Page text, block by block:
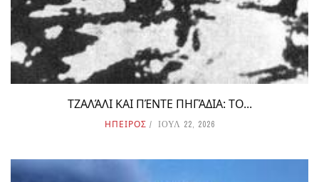
ΤΖΑΛΆΛΙ ΚΑΙ ΠΈΝΤΕ ΠΗΓΆΔΙΑ: ΤΟ...
ΗΠΕΙΡΟΣ ΙΟΥΛ 22, 2026